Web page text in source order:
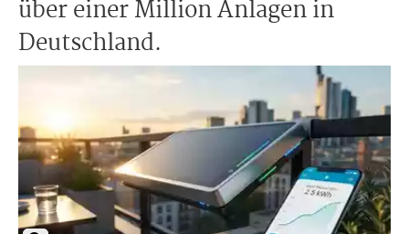
über einer Million Anlagen in
Deutschland.